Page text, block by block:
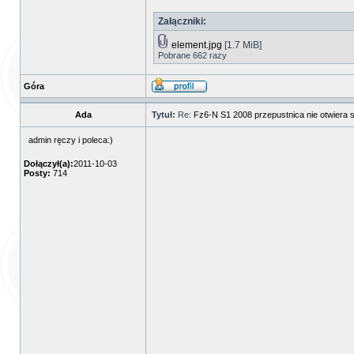
Załączniki:
element.jpg [1.7 MiB]
Pobrane 662 razy
Góra
Ada Tytuł: Re: Fz6-N S1 2008 przepustnica nie otwiera
admin ręczy i poleca:)
Dołączył(a):2011-10-03
Posty: 714